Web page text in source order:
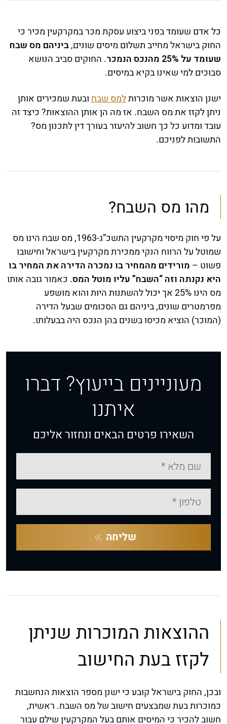
כל אדם שעומד בפני ביצוע עסקת מכר במקרקעין מכיר כי
החוק בישראל מחייב תשלום מיסים שונים,ביניהם מס שבח
שעומד על 25% מהנכס הנמכר
. החוקים סביב הנושא
סבוכים למי שאינו בקיא במיסים.
ישנן הוצאות אשר מוכרותלמס שבחובעת שמכירים אותן
ניתן לקזז את מס השבח. אז מה הן אותן ההוצאות? כיצד זה
עובד ומדוע כל כך חשוב להיעזר בעורך דין לתכנון מס?
התשובות לפניכם.
מהו מס השבח?
על פי חוק מיסוי מקרקעין התשכ”ג-1963, מס שבח הינו מס
שמוטל על הרווח הנקי ממכירת מקרקעין בישראל וחישובו
פשוט – מורידים מהמחיר בו נמכרה הדירה את המחיר בו
היא נקנתה וזה “השבח” עליו מוטל המס. כאמור גובה אותו
מס הינו 25% אך יכול להשתנות היות והוא מושפע
מפרמטרים שונים, ביניהם גם הסכומים שבעל הדירה
(המוכר) הוציא מכיסו בשנים בהן הנכס היה בבעלותו.
מעוניינים בייעוץ? דברו
איתנו
השאירו פרטים הבאים ונחזור אליכם
שליחה
ההוצאות המוכרות שניתן
לקזז בעת החישוב
ובכן, החוק בישראל קובע כי ישנן מספר הוצאות הנחשבות
כמוכרות בעת שמבצעים חישוב של מס השבח. ראשית,
חשוב להכיר כי המיסים אותם בעל המקרקעין שילם עבור